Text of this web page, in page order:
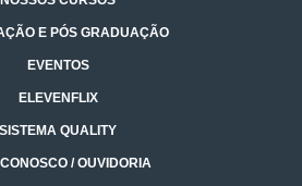
E PÓS GRADUAÇÃO
EVENTOS
ELEVENFLIX
SISTEMA QUALITY
/ OUVIDORIA